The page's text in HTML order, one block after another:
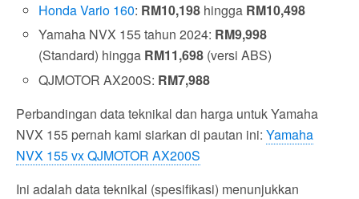
Honda Vario 160: RM10,198 hingga RM10,498
Yamaha NVX 155 tahun 2024: RM9,998
(Standard) hingga RM11,698 (versi ABS)
QJMOTOR AX200S: RM7,988
Perbandingan data teknikal dan harga untuk Yamaha
NVX 155 pernah kami siarkan di pautan ini: Yamaha
NVX 155 vx QJMOTOR AX200S
Ini adalah data teknikal (spesifikasi) menunjukkan